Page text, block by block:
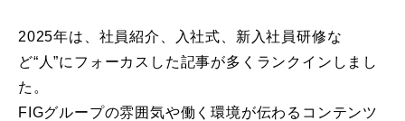
2025年は、社員紹介、入社式、新入社員研修な
ど“人”にフォーカスした記事が多くランクインしまし
た。
FIGグループの雰囲気や働く環境が伝わるコンテンツ